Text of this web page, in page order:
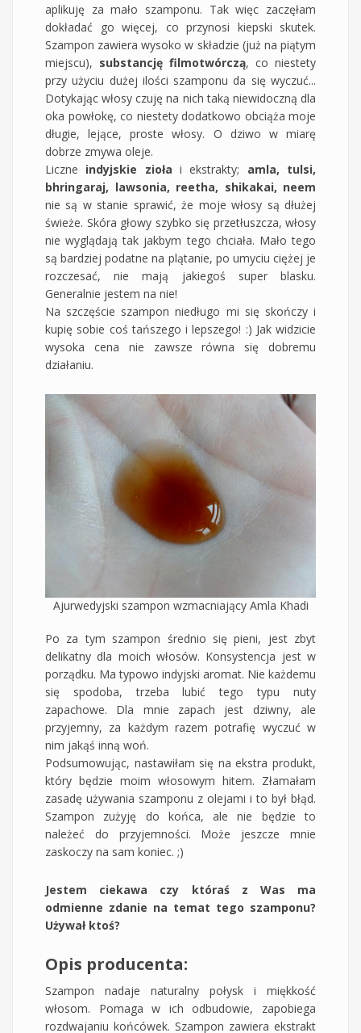
aplikuję za mało szamponu. Tak więc zaczęłam
dokładać go więcej, co przynosi kiepski skutek.
Szampon zawiera wysoko w składzie (już na piątym
miejscu), substancję filmotwórczą, co niestety
przy użyciu dużej ilości szamponu da się wyczuć...
Dotykając włosy czuję na nich taką niewidoczną dla
oka powłokę, co niestety dodatkowo obciąża moje
długie, lejące, proste włosy. O dziwo w miarę
dobrze zmywa oleje.
Liczne indyjskie zioła i ekstrakty; amla, tulsi,
bhringaraj, lawsonia, reetha, shikakai, neem
nie są w stanie sprawić, że moje włosy są dłużej
świeże. Skóra głowy szybko się przetłuszcza, włosy
nie wyglądają tak jakbym tego chciała. Mało tego
są bardziej podatne na plątanie, po umyciu ciężej je
rozczesać, nie mają jakiegoś super blasku.
Generalnie jestem na nie!
Na szczęście szampon niedługo mi się skończy i
kupię sobie coś tańszego i lepszego! :) Jak widzicie
wysoka cena nie zawsze równa się dobremu
działaniu.
Ajurwedyjski szampon wzmacniający Amla Khadi
Po za tym szampon średnio się pieni, jest zbyt
delikatny dla moich włosów. Konsystencja jest w
porządku. Ma typowo indyjski aromat. Nie każdemu
się spodoba, trzeba lubić tego typu nuty
zapachowe. Dla mnie zapach jest dziwny, ale
przyjemny, za każdym razem potrafię wyczuć w
nim jakąś inną woń.
Podsumowując, nastawiłam się na ekstra produkt,
który będzie moim włosowym hitem. Złamałam
zasadę używania szamponu z olejami i to był błąd.
Szampon zużyję do końca, ale nie będzie to
należeć do przyjemności. Może jeszcze mnie
zaskoczy na sam koniec. ;)
Jestem ciekawa czy któraś z Was ma
odmienne zdanie na temat tego szamponu?
Używał ktoś?
Opis producenta:
Szampon nadaje naturalny połysk i miękkość
włosom. Pomaga w ich odbudowie, zapobiega
rozdwajaniu końcówek. Szampon zawiera ekstrakt